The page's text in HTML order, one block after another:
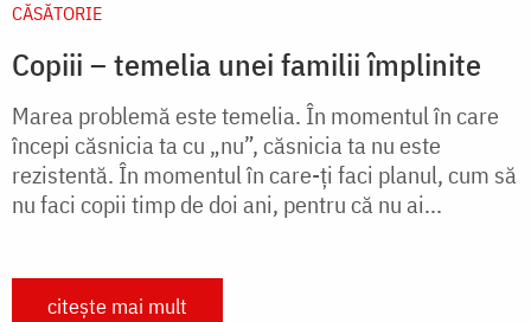
CĂSĂTORIE
Copiii – temelia unei familii împlinite
Marea problemă este temelia. În momentul în care
începi căsnicia ta cu „nu”, căsnicia ta nu este
rezistentă. În momentul în care-ţi faci planul, cum să
nu faci copii timp de doi ani, pentru că nu ai...
citește mai mult